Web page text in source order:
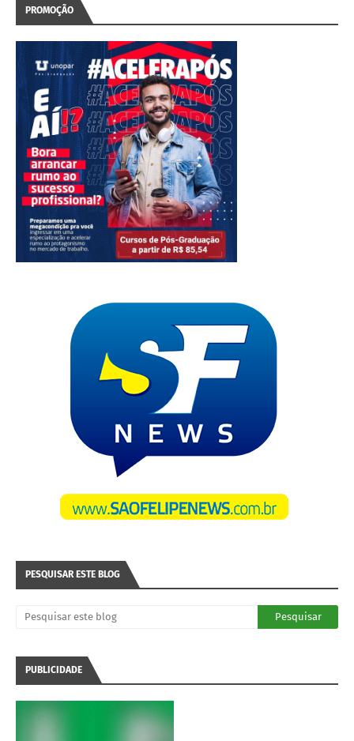
PROMOÇÃO
PESQUISAR ESTE BLOG
PUBLICIDADE